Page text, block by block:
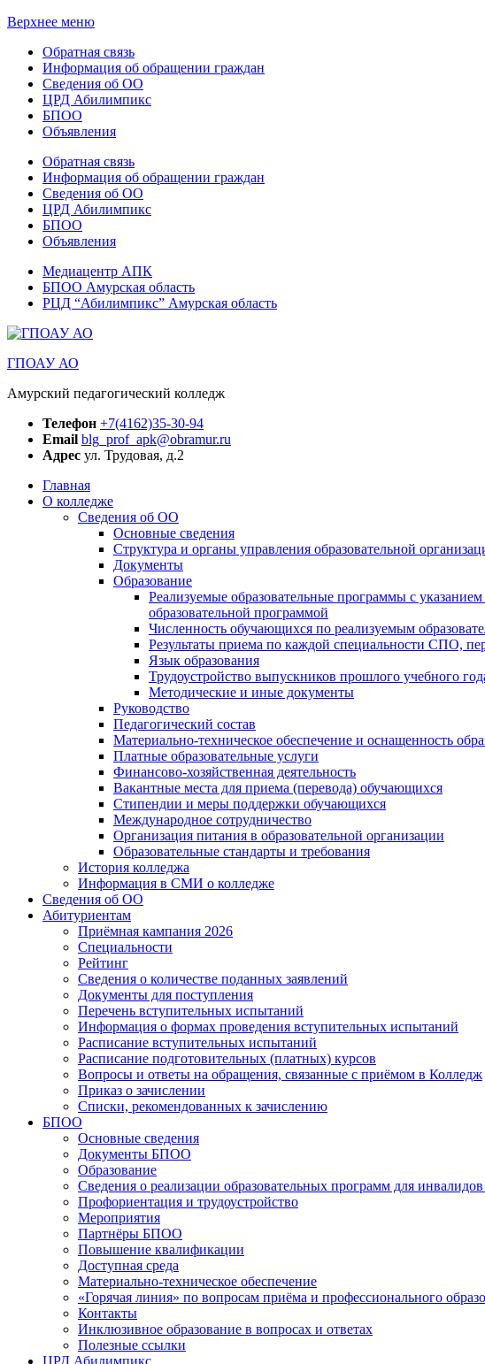
Верхнее меню
Обратная связь
Информация об обращении граждан
Сведения об ОО
ЦРД Абилимпикс
БПОО
Объявления
Обратная связь
Информация об обращении граждан
Сведения об ОО
ЦРД Абилимпикс
БПОО
Объявления
Медиацентр АПК
БПОО Амурская область
РЦД “Абилимпикс” Амурская область
ГПОАУ АО
Амурский педагогический колледж
Телефон +7(4162)35-30-94
Email blg_prof_apk@obramur.ru
Адрес ул. Трудовая, д.2
Главная
О колледже
Сведения об ОО
Основные сведения
Структура и органы управления образовательной
Документы
Образование
Реализуемые образовательные программы с
образовательной программой
Численность обучающихся по реализуемым
Результаты приема по каждой специальности СПО,
Язык образования
Трудоустройство выпускников прошлого учебного
Методические и иные документы
Руководство
Педагогический состав
Материально-техническое обеспечение и оснащенность
Платные образовательные услуги
Финансово-хозяйственная деятельность
Вакантные места для приема (перевода) обучающихся
Стипендии и меры поддержки обучающихся
Международное сотрудничество
Организация питания в образовательной организации
Образовательные стандарты и требования
История колледжа
Информация в СМИ о колледже
Сведения об ОО
Абитуриентам
Приёмная кампания 2026
Специальности
Рейтинг
Сведения о количестве поданных заявлений
Документы для поступления
Перечень вступительных испытаний
Информация о формах проведения вступительных испытаний
Расписание вступительных испытаний
Расписание подготовительных (платных) курсов
Вопросы и ответы на обращения, связанные с приёмом в Колледж
Приказ о зачислении
Списки, рекомендованных к зачислению
БПОО
Основные сведения
Документы БПОО
Образование
Сведения о реализации образовательных программ для
Профориентация и трудоустройство
Мероприятия
Партнёры БПОО
Повышение квалификации
Доступная среда
Материально-техническое обеспечение
«Горячая линия» по вопросам приёма и профессионального
Контакты
Инклюзивное образование в вопросах и ответах
Полезные ссылки
ЦРД Абилимпикс